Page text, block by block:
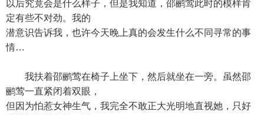
以后究竟会是什么样子，但是我知道，邵鹂莺此时的模样肯
定有些不对劲。我的
潜意识告诉我，也许今天晚上真的会发生什么不同寻常的事
情…
我扶着邵鹂莺在椅子上坐下，然后就坐在一旁。虽然邵
鹂莺一直紧闭着双眼，
但因为怕惹女神生气，我完全不敢正大光明地直视她，只好